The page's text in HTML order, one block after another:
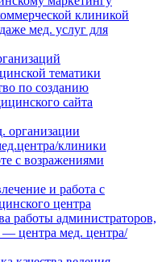
клиникой
мед. услуг для
тематики
по созданию
сайта
организации
клиники
с возражениями
и работа с
центра
работы администраторов,
— центра мед. центра/